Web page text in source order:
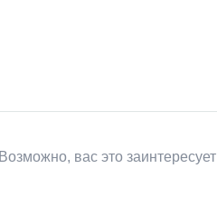
Возможно, вас это заинтересует